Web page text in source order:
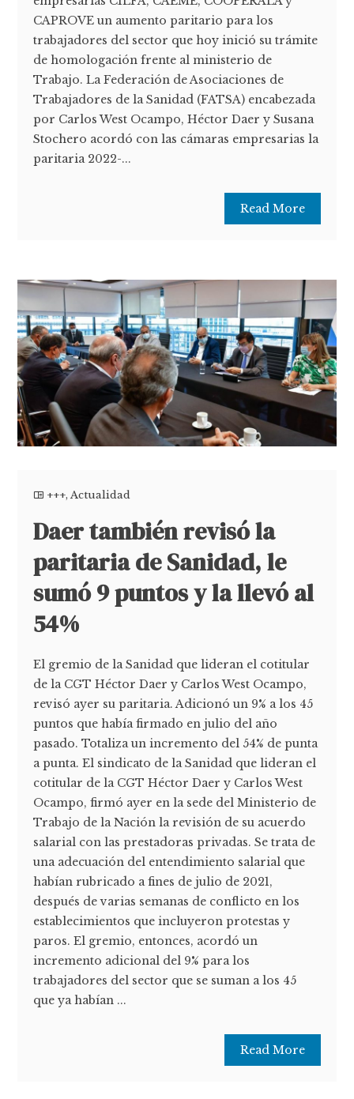
CAPROVE un aumento paritario para los
trabajadores del sector que hoy inició su trámite
de homologación frente al ministerio de
Trabajo. La Federación de Asociaciones de
Trabajadores de la Sanidad (FATSA) encabezada
por Carlos West Ocampo, Héctor Daer y Susana
Stochero acordó con las cámaras empresarias la
paritaria 2022-...
Read More
+++,Actualidad
Daer también revisó la
paritaria de Sanidad, le
sumó 9 puntos y la llevó al
54%
El gremio de la Sanidad que lideran el cotitular
de la CGT Héctor Daer y Carlos West Ocampo,
revisó ayer su paritaria. Adicionó un 9% a los 45
puntos que había firmado en julio del año
pasado. Totaliza un incremento del 54% de punta
a punta. El sindicato de la Sanidad que lideran el
cotitular de la CGT Héctor Daer y Carlos West
Ocampo, firmó ayer en la sede del Ministerio de
Trabajo de la Nación la revisión de su acuerdo
salarial con las prestadoras privadas. Se trata de
una adecuación del entendimiento salarial que
habían rubricado a fines de julio de 2021,
después de varias semanas de conflicto en los
establecimientos que incluyeron protestas y
paros. El gremio, entonces, acordó un
incremento adicional del 9% para los
trabajadores del sector que se suman a los 45
que ya habían ...
Read More